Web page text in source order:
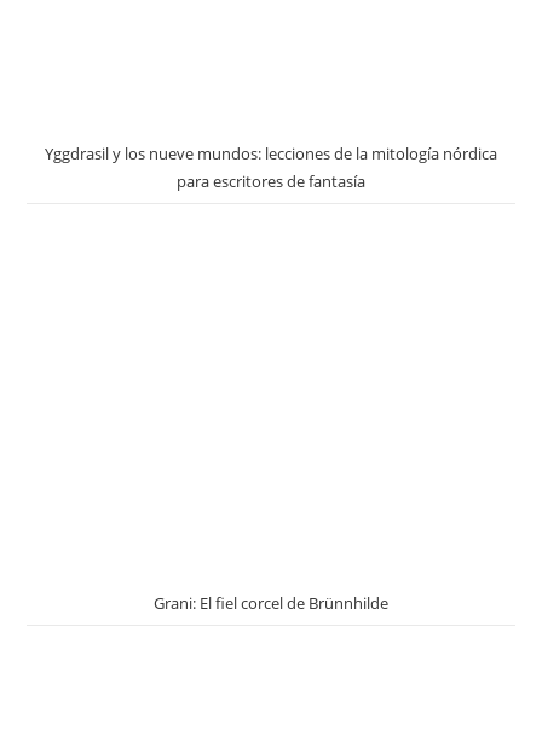
Yggdrasil y los nueve mundos: lecciones de la mitología nórdica
para escritores de fantasía
Grani: El fiel corcel de Brünnhilde